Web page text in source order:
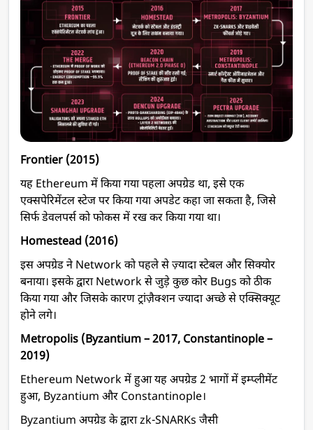
Frontier (2015)
यह Ethereum में किया गया पहला अपग्रेड था, इसे एक
एक्सपेरिमेंटल स्टेज पर किया गया अपडेट कहा जा सकता है, जिसे
सिर्फ डेवलपर्स को फोकस में रख कर किया गया था।
Homestead (2016)
इस अपग्रेड ने Network को पहले से ज़्यादा स्टेबल और सिक्योर
बनाया। इसके द्वारा Network से जुड़े कुछ कोर Bugs को ठीक
किया गया और जिसके कारण ट्रांज़ैक्शन ज्यादा अच्छे से एक्सिक्यूट
होने लगे।
Metropolis (Byzantium – 2017, Constantinople –
2019)
Ethereum Network में हुआ यह अपग्रेड 2 भागों में इम्प्लीमेंट
हुआ, Byzantium और Constantinople।
Byzantium अपग्रेड के द्वारा zk-SNARKs जैसी